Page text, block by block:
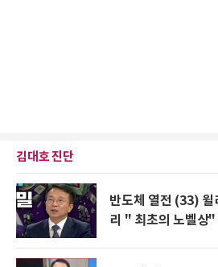
김대호 진단
반도체 열전 (33)
리 " 최초의 노벨상"